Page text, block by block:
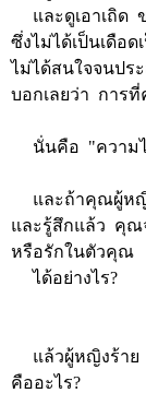
และดูเอาเถิด
ซึ่งไม่ได้เป็นเดือ
ไม่ได้สนใจจนปร
บอกเลยว่า การ
นั่นคือ "ความไ
และถ้าคุณผู้หญิง
และรู้สึกแล้ว คุ
หรือรักในตัวคุณ
ได้อย่างไร?
แล้วผู้หญิงร้าย
คืออะไร?